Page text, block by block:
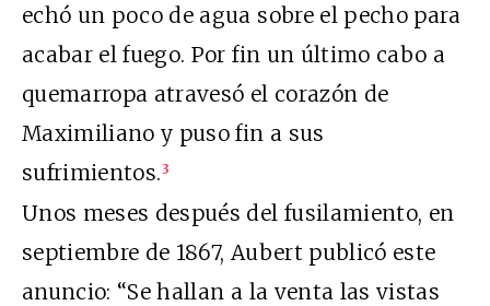
echó un poco de agua sobre el pecho para
acabar el fuego. Por fin un último cabo a
quemarropa atravesó el corazón de
Maximiliano y puso fin a sus
sufrimientos.3
Unos meses después del fusilamiento, en
septiembre de 1867, Aubert publicó este
anuncio: “Se hallan a la venta las vistas